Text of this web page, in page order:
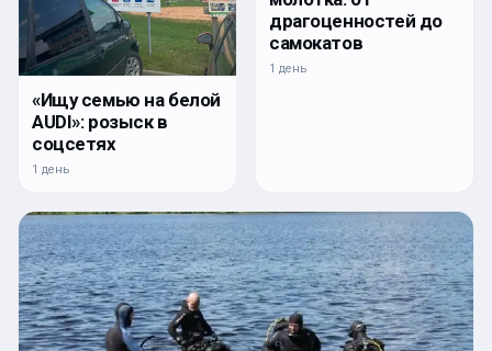
«Ищу семью на белой
AUDI»: розыск в
соцсетях
1 день
драгоценностей до
самокатов
1 день